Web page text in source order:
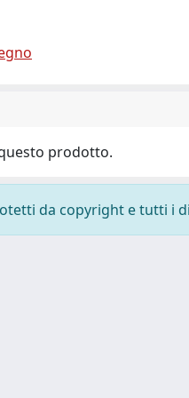
prodotto.
da copyright e tutti i